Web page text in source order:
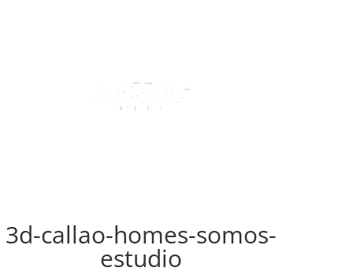
3d-callao-homes-somos-
estudio